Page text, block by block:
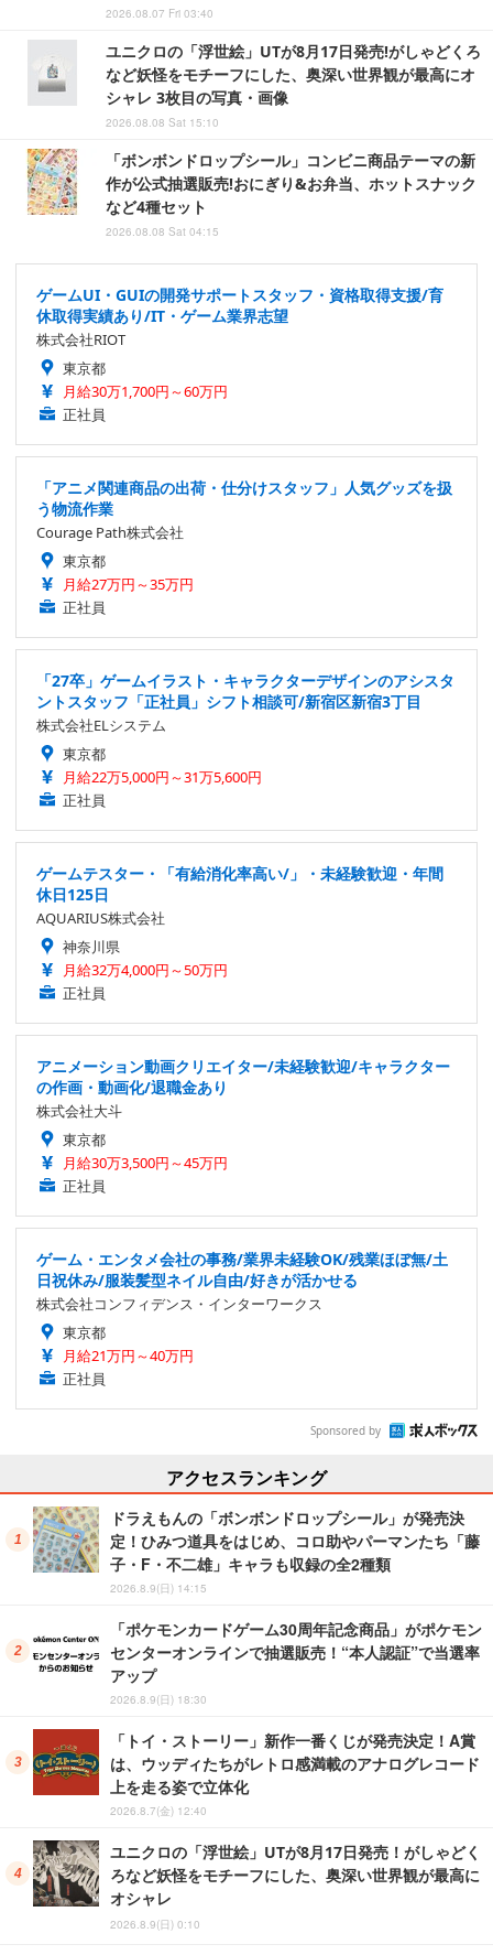
2026.08.07 Fri 03:40
ユニクロの「浮世絵」UTが8月17日発売!がしゃどくろ
など妖怪をモチーフにした、奥深い世界観が最高にオ
シャレ 3枚目の写真・画像
2026.08.08 Sat 15:10
「ボンボンドロップシール」コンビニ商品テーマの新
作が公式抽選販売!おにぎり&お弁当、ホットスナック
など4種セット
2026.08.08 Sat 04:15
ゲームUI・GUIの開発サポートスタッフ・資格取得支援/育
休取得実績あり/IT・ゲーム業界志望
株式会社RIOT
東京都
月給30万1,700円～60万円
正社員
「アニメ関連商品の出荷・仕分けスタッフ」人気グッズを扱
う物流作業
Courage Path株式会社
東京都
月給27万円～35万円
正社員
「27卒」ゲームイラスト・キャラクターデザインのアシスタ
ントスタッフ「正社員」シフト相談可/新宿区新宿3丁目
株式会社ELシステム
東京都
月給22万5,000円～31万5,600円
正社員
ゲームテスター・「有給消化率高い/」・未経験歓迎・年間
休日125日
AQUARIUS株式会社
神奈川県
月給32万4,000円～50万円
正社員
アニメーション動画クリエイター/未経験歓迎/キャラクター
の作画・動画化/退職金あり
株式会社大斗
東京都
月給30万3,500円～45万円
正社員
ゲーム・エンタメ会社の事務/業界未経験OK/残業ほぼ無/土
日祝休み/服装髪型ネイル自由/好きが活かせる
株式会社コンフィデンス・インターワークス
東京都
月給21万円～40万円
正社員
Sponsored by
アクセスランキング
ドラえもんの「ボンボンドロップシール」が発売決
定！ひみつ道具をはじめ、コロ助やパーマンたち「藤
子・F・不二雄」キャラも収録の全2種類
2026.8.9(日) 14:15
「ポケモンカードゲーム30周年記念商品」がポケモン
センターオンラインで抽選販売！“本人認証”で当選率
アップ
2026.8.9(日) 18:30
「トイ・ストーリー」新作一番くじが発売決定！A賞
は、ウッディたちがレトロ感満載のアナログレコード
上を走る姿で立体化
2026.8.7(金) 12:40
ユニクロの「浮世絵」UTが8月17日発売！がしゃどく
ろなど妖怪をモチーフにした、奥深い世界観が最高に
オシャレ
2026.8.9(日) 0:10